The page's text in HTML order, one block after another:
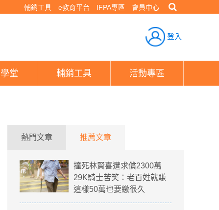
輔銷工具 e教育平台 IFPA專區 會員中心
登入
堂 輔銷工具 活動專區
熱門文章 推薦文章
撞死林賢喜遭求償2300萬
29K騎士苦笑：老百姓就賺
這樣50萬也要繳很久